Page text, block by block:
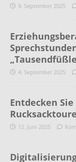
9. September 2025
4. September 2025
Entdecken
12. Juni 2025